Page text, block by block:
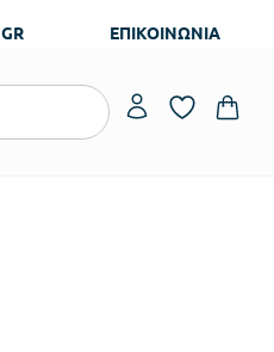
GR ΕΠΙΚΟΙΝΩΝΙΑ